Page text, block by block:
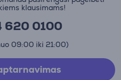
klausimams!
620 0100
09:00 iki 21:00)